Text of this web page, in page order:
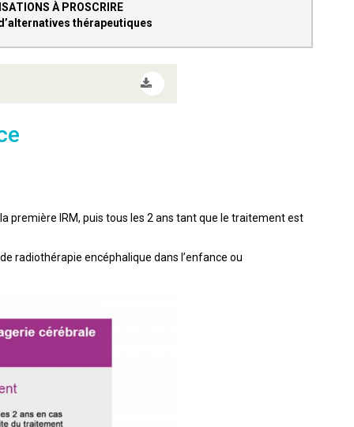
À PROSCRIRE
thérapeutiques
première IRM, puis tous les 2 ans tant que le traitement est
radiothérapie encéphalique dans l’enfance ou